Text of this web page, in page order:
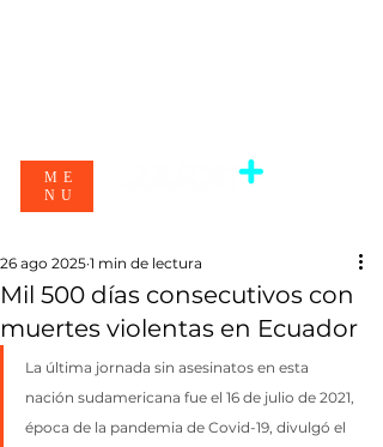
ME
NU
Mil 500 días consecutivos con
muertes violentas en Ecuador
26 ago 2025 1 min de lectura
La última jornada sin asesinatos en esta
nación sudamericana fue el 16 de julio de 2021,
época de la pandemia de Covid-19, divulgó el